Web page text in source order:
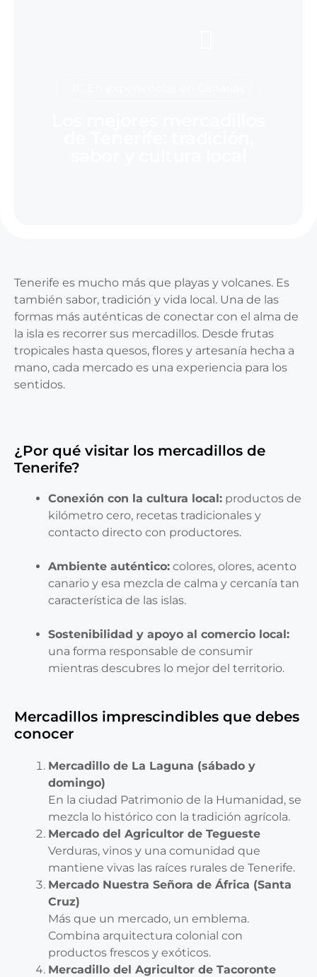
Tenerife es mucho más que playas y volcanes. Es
también sabor, tradición y vida local. Una de las
formas más auténticas de conectar con el alma de
la isla es recorrer sus mercadillos. Desde frutas
tropicales hasta quesos, flores y artesanía hecha a
mano, cada mercado es una experiencia para los
sentidos.
¿Por qué visitar los mercadillos de
Tenerife?
Conexión con la cultura local: productos de
kilómetro cero, recetas tradicionales y
contacto directo con productores.
Ambiente auténtico: colores, olores, acento
canario y esa mezcla de calma y cercanía tan
característica de las islas.
Sostenibilidad y apoyo al comercio local:
una forma responsable de consumir
mientras descubres lo mejor del territorio.
Mercadillos imprescindibles que debes
conocer
Mercadillo de La Laguna (sábado y
domingo)
En la ciudad Patrimonio de la Humanidad, se
mezcla lo histórico con la tradición agrícola.
Mercado del Agricultor de Tegueste
Verduras, vinos y una comunidad que
mantiene vivas las raíces rurales de Tenerife.
Mercado Nuestra Señora de África (Santa
Cruz)
Más que un mercado, un emblema.
Combina arquitectura colonial con
productos frescos y exóticos.
Mercadillo del Agricultor de Tacoronte